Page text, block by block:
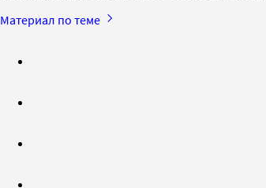
Материал по теме